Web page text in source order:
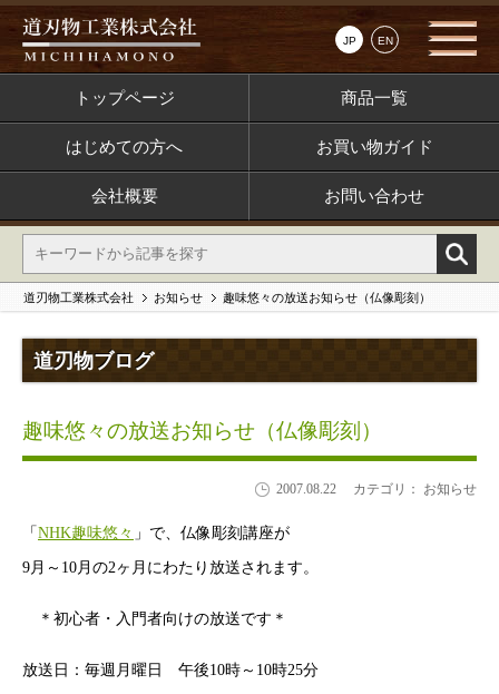
JP EN
トップページ 商品一覧
はじめての方へ お買い物ガイド
会社概要 お問い合わせ
道刃物工業株式会社 お知らせ 趣味悠々の放送お知らせ（仏像彫刻）
道刃物ブログ
趣味悠々の放送お知らせ（仏像彫刻）
2007.08.22 カテゴリ： お知らせ
「 NHK趣味悠々 」で、仏像彫刻講座が
9月～10月の2ヶ月にわたり放送されます。
＊初心者・入門者向けの放送です＊
放送日：毎週月曜日 午後10時～10時25分